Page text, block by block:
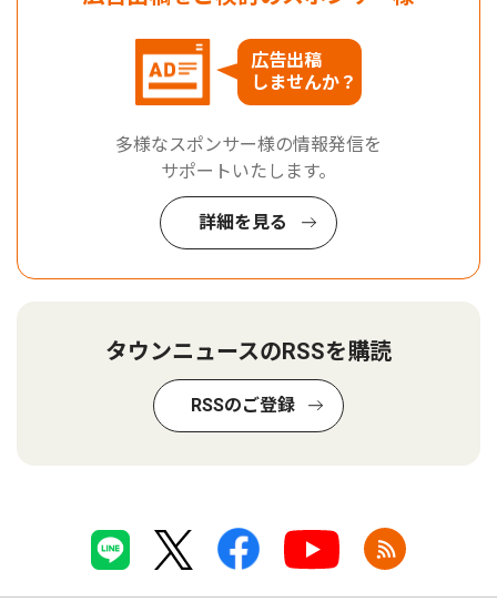
広告出稿
しませんか？
多様なスポンサー様の情報発信を
サポートいたします。
詳細を見る
タウンニュースのRSSを購読
RSSのご登録